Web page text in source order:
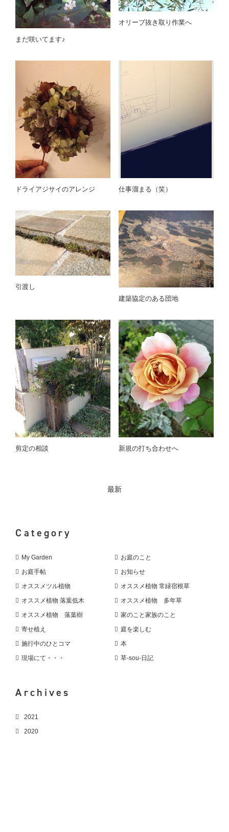
まだ咲いてます♪
オリーブ抜き取り作業へ
ドライアジサイのアレンジ 仕事溜まる（笑）
引渡し
建築協定のある団地
剪定の相談 新規の打ち合わせへ
最新
Category
My Garden お庭のこと
お庭手帖 お知らせ
オススメツル植物 オススメ植物 常緑宿根草
オススメ植物 落葉低木 オススメ植物 多年草
オススメ植物 落葉樹 家のこと家族のこと
寄せ植え 庭を楽しむ
施行中のひとコマ 本
現場にて・・・ 草-sou-日記
Archives
2021
2020